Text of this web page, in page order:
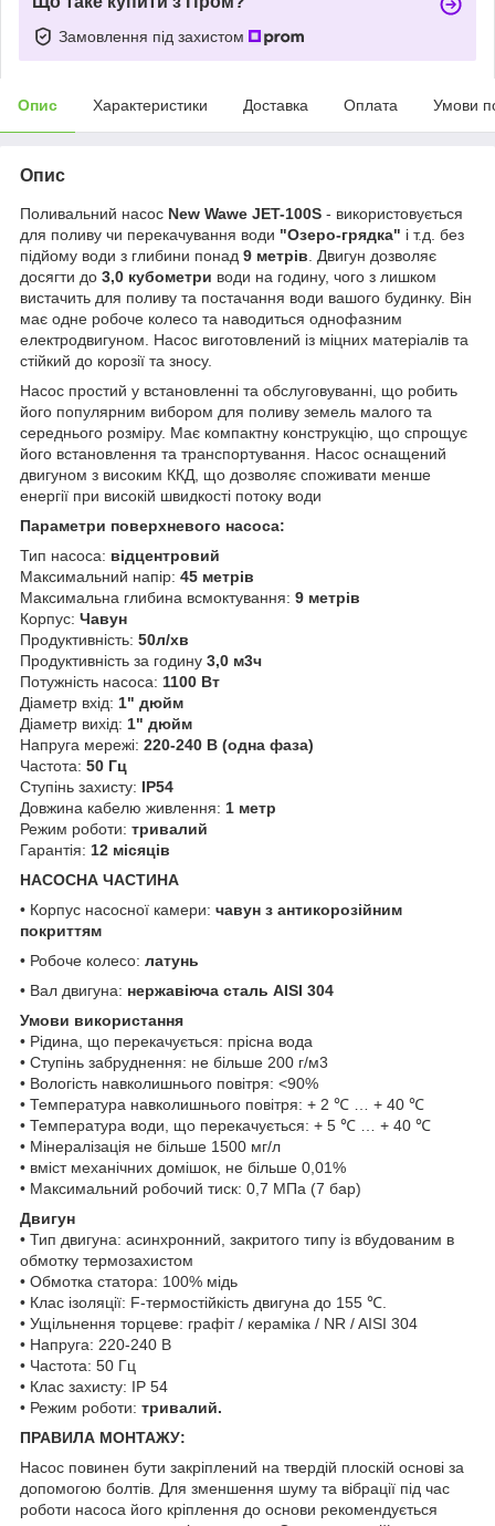
Замовлення під захистом
Опис Характеристики Доставка Оплата Умови
Опис
Поливальний насос New Wawe JET-100S - використовується
для поливу чи перекачування води "Озеро-грядка" і т.д. без
підйому води з глибини понад 9 метрів . Двигун дозволяє
досягти до 3,0 кубометри води на годину, чого з лишком
вистачить для поливу та постачання води вашого будинку. Він
має одне робоче колесо та наводиться однофазним
електродвигуном. Насос виготовлений із міцних матеріалів та
стійкий до корозії та зносу.
Насос простий у встановленні та обслуговуванні, що робить
його популярним вибором для поливу земель малого та
середнього розміру. Має компактну конструкцію, що спрощує
його встановлення та транспортування. Насос оснащений
двигуном з високим ККД, що дозволяє споживати менше
енергії при високій швидкості потоку води
Параметри поверхневого насоса:
Тип насоса: відцентровий
Максимальний напір: 45 метрів
Максимальна глибина всмоктування: 9 метрів
Корпус: Чавун
Продуктивність: 50л/хв
Продуктивність за годину 3,0 м3ч
Потужність насоса: 1100 Вт
Діаметр вхід: 1" дюйм
Діаметр вихід: 1" дюйм
Напруга мережі: 220-240 В (одна фаза)
Частота: 50 Гц
Ступінь захисту: IP54
Довжина кабелю живлення: 1 метр
Режим роботи: тривалий
Гарантія: 12 місяців
НАСОСНА ЧАСТИНА
• Корпус насосної камери: чавун з антикорозійним
покриттям
• Робоче колесо: латунь
• Вал двигуна: нержавіюча сталь AISI 304
Умови використання
• Рідина, що перекачується: прісна вода
• Ступінь забруднення: не більше 200 г/м3
• Вологість навколишнього повітря: <90%
• Температура навколишнього повітря: + 2 ℃ … + 40 ℃
• Температура води, що перекачується: + 5 ℃ … + 40 ℃
• Мінералізація не більше 1500 мг/л
• вміст механічних домішок, не більше 0,01%
• Максимальний робочий тиск: 0,7 МПа (7 бар)
Двигун
• Тип двигуна: асинхронний, закритого типу із вбудованим в
обмотку термозахистом
• Обмотка статора: 100% мідь
• Клас ізоляції: F-термостійкість двигуна до 155 ℃.
• Ущільнення торцеве: графіт / кераміка / NR / AISI 304
• Напруга: 220-240 В
• Частота: 50 Гц
• Клас захисту: IP 54
• Режим роботи: тривалий.
ПРАВИЛА МОНТАЖУ:
Насос повинен бути закріплений на твердій плоскій основі за
допомогою болтів. Для зменшення шуму та вібрації під час
роботи насоса його кріплення до основи рекомендується